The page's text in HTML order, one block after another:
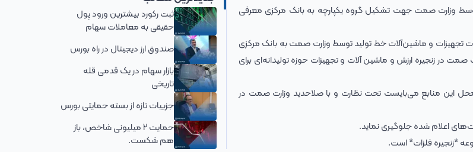
وزارت صمت جهت تشکیل گروه یکپارچه به بانک مرکزی معرفی
تجهیزات و ماشین‌آلات خط تولید توسط وزارت صمت به بانک مرکزی
در زنجیره ارزش و ماشین آلات و تجهیزات حوزه تولیدانه‌ای برای
این منابع می‌بایست تحت نظارت و با صلاحدید وزارت صمت در
*زنجیره فلزات* است.
ثبت رکورد بیشترین ورود پول
حقیقی به معاملات سهام
صندوق ارز دیجیتال در راه بورس
بازار سهام در یک قدمی قله
تاریخی
جزییات تازه از بسته حمایتی بورس
حمایت 2 میلیونی شاخص، باز
هم شکست.